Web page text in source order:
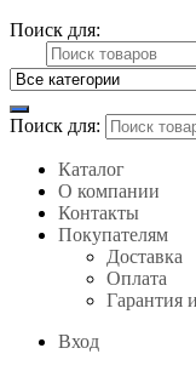
Поиск для:
Поиск для:
Каталог
О компании
Контакты
Покупателям
Доставка
Оплата
Гарантия
Вход